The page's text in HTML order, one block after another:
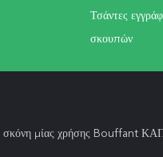
Τσάντες
σκουπών
σκόνη μίας χρήσης Bouffant